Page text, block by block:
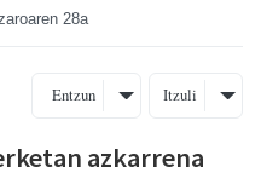
28a
Entzun Itzuli
azkarrena